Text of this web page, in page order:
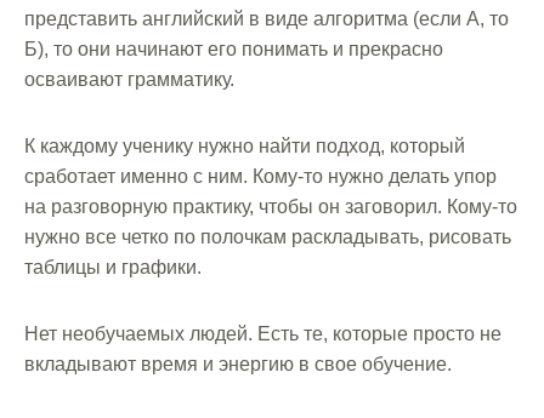
представить английский в виде алгоритма (если А, то
Б), то они начинают его понимать и прекрасно
осваивают грамматику.
К каждому ученику нужно найти подход, который
сработает именно с ним. Кому-то нужно делать упор
на разговорную практику, чтобы он заговорил. Кому-то
нужно все четко по полочкам раскладывать, рисовать
таблицы и графики.
Нет необучаемых людей. Есть те, которые просто не
вкладывают время и энергию в свое обучение.